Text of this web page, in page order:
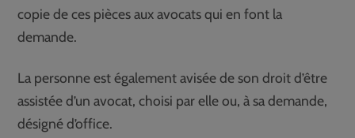
copie de ces pièces aux avocats qui en font la
demande.
La personne est également avisée de son droit d’être
assistée d’un avocat, choisi par elle ou, à sa demande,
désigné d’office.